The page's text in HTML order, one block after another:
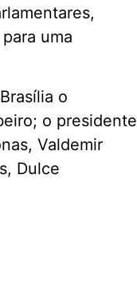
uma
o
o presidente
Valdemir
Dulce